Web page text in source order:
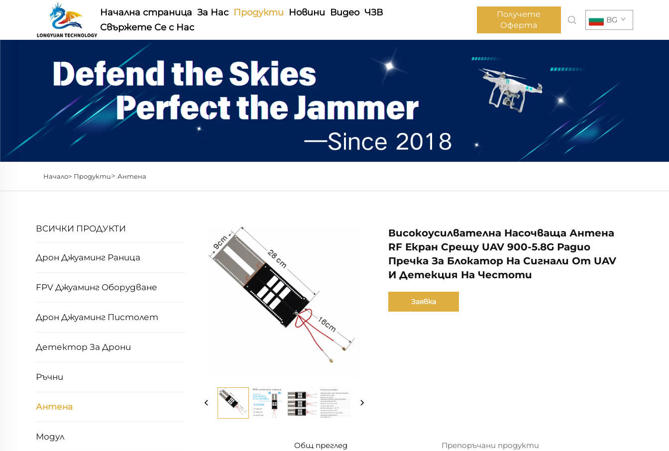
Начална страница За Нас Продукти Новини Видео ЧЗВ
Свържете Се с Нас
Получете
Оферта
BG
Начало> Продукти> Антена
ВСИЧКИ ПРОДУКТИ
Дрон Джуаминг Раница
FPV Джуаминг Оборудване
Дрон Джуаминг Пистолет
Детектор За Дрони
Ръчни
Антена
Модул
Високоусилвателна Насочваща Антена
RF Екран Срещу UAV 900-5.8G Радио
Пречка За Блокатор На Сигнали От UAV
И Детекция На Честоти
Заявка
Общ преглед Препоръчани продукти